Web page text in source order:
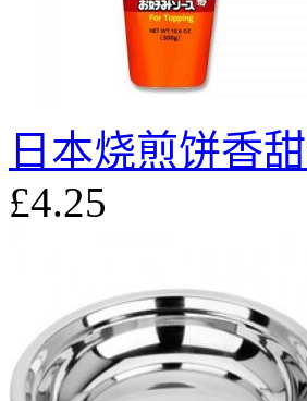
日本烧煎饼香
£4.25